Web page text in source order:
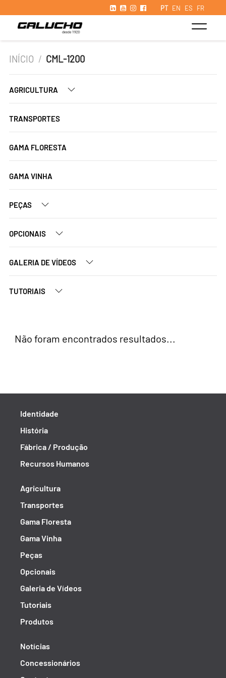
PT EN ES FR
INÍCIO / CML-1200
AGRICULTURA
TRANSPORTES
GAMA FLORESTA
GAMA VINHA
PEÇAS
OPCIONAIS
GALERIA DE VÍDEOS
TUTORIAIS
Não foram encontrados resultados...
Identidade
História
Fábrica / Produção
Recursos Humanos
Agricultura
Transportes
Gama Floresta
Gama Vinha
Peças
Opcionais
Galeria de Vídeos
Tutoriais
Produtos
Notícias
Concessionários